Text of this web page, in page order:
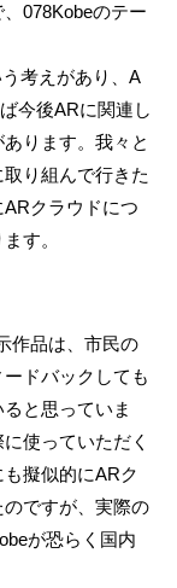
078Kobeのテー
考えがあり、A
今後ARに関連し
ります。我々と
り組んで行きた
クラウドにつ
す。
作品は、市民の
ドバックしても
と思っていま
使っていただく
擬似的にARク
ですが、実際の
が恐らく国内